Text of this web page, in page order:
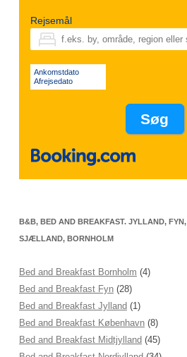
Rejsemål
Ankomstdato
Afrejsedato
B&B, BED AND BREAKFAST. JYLLAND, FYN,
SJÆLLAND, BORNHOLM
Bed and Breakfast Bornholm (4)
Bed and Breakfast Fyn (28)
Bed and Breakfast Jylland (1)
Bed and Breakfast København (8)
Bed and Breakfast Midtjylland (45)